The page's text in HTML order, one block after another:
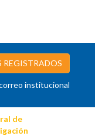
REGISTRADOS
institucional
de